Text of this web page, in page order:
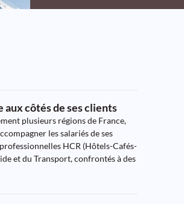
aux côtés de ses clients
plusieurs régions de France,
les salariés de ses
HCR (Hôtels-Cafés-
et du Transport, confrontés à des